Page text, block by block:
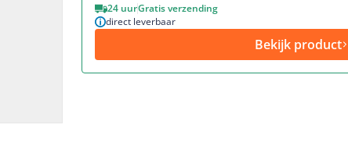
24 uurGratis verzending
direct leverbaar
Bekijk product